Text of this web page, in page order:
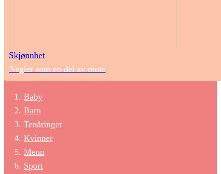
Skjønnhet
Negler som en del av mote
Baby
Barn
Tenåringer
Kvinner
Menn
Sport